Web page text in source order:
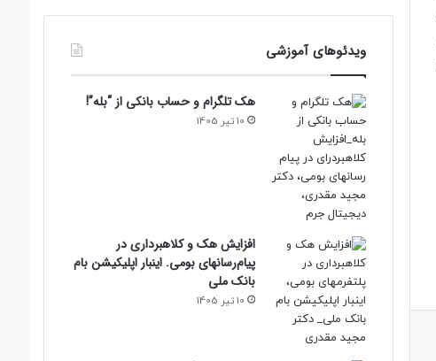
ویدئوهای آموزشی
هک تلگرام و حساب بانکی از “بله”!
10 تیر 1405
افزایش هک و کلاهبرداری در
پیام‌رسانهای بومی. اینبار اپلیکیشن بام‌
بانک ملی
10 تیر 1405